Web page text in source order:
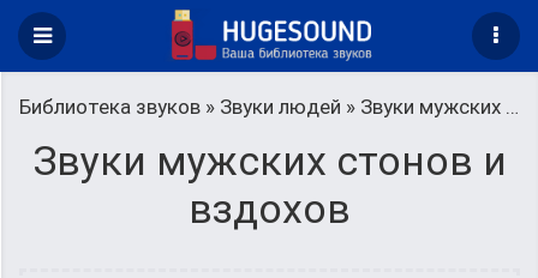
Библиотека звуков » Звуки людей » Звуки мужских стонов и вздохов
Звуки мужских стонов и
вздохов